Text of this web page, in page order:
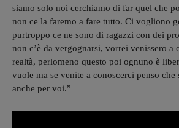
siamo solo noi cerchiamo di far quel che
non ce la faremo a fare tutto. Ci vogliono
purtroppo ce ne sono di ragazzi con dei
non c’è da vergognarsi, vorrei venissero a
realtà, perlomeno questo poi ognuno è
vuole ma se venite a conoscerci penso che
anche per voi.”